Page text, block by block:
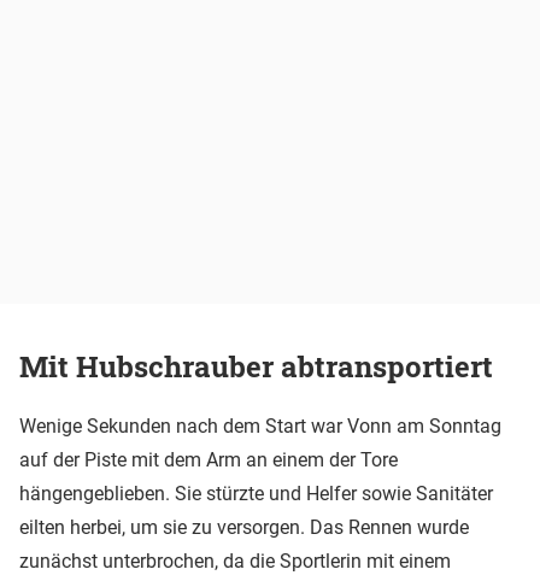
Mit Hubschrauber abtransportiert
Wenige Sekunden nach dem Start war Vonn am Sonntag
auf der Piste mit dem Arm an einem der Tore
hängengeblieben. Sie stürzte und Helfer sowie Sanitäter
eilten herbei, um sie zu versorgen. Das Rennen wurde
zunächst unterbrochen, da die Sportlerin mit einem